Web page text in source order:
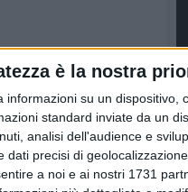
è la nostra
informazioni su un dispositivo,
standard inviate da un
analisi dell'audience e
precisi di
a noi e ai nostri 1731